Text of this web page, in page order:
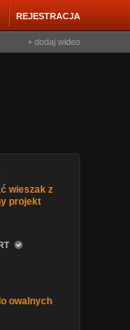
REJESTRACJA
+ dodaj wideo
wieszak z
projekt
owalnych